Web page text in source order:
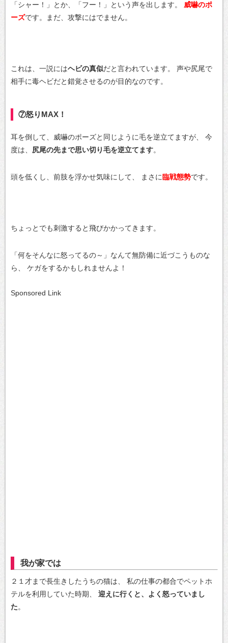
「シャー！」とか、「フー！」という声を出します。
威嚇のポ
ーズです。まだ、攻撃にはでません。
これは、一説にはヘビの真似だと言われています。
声や尻尾で
相手に毒ヘビだと錯覚させるのが目的なのです。
⑦怒りMAX！
耳を倒して、威嚇のポーズと同じように毛を逆立てますが、
今
度は、 尻尾の先まで思い切り毛を逆立てます。
頭を低くし、前肢を浮かせ気味にして、 まさに臨戦態勢です。
ちょっとでも刺激すると飛びかかってきます。
「何をそんなに怒ってるの～」なんて無防備に近づこうものな
ら、
ケガをするかもしれませんよ！
Sponsored Link
我が家では
２１才まで長生きしたうちの猫は、
私の仕事の都合でペットホ
テルを利用していた時期、
迎えに行くと、よく怒っていまし
た。